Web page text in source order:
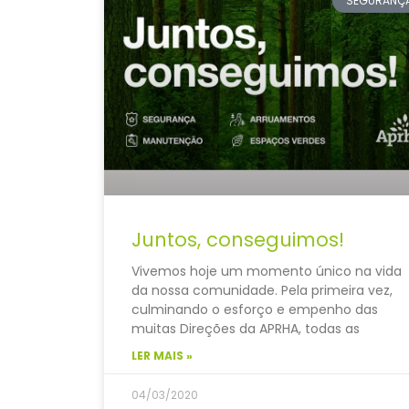
Juntos, conseguimos!
Vivemos hoje um momento único na vida
da nossa comunidade. Pela primeira vez,
culminando o esforço e empenho das
muitas Direções da APRHA, todas as
LER MAIS »
04/03/2020